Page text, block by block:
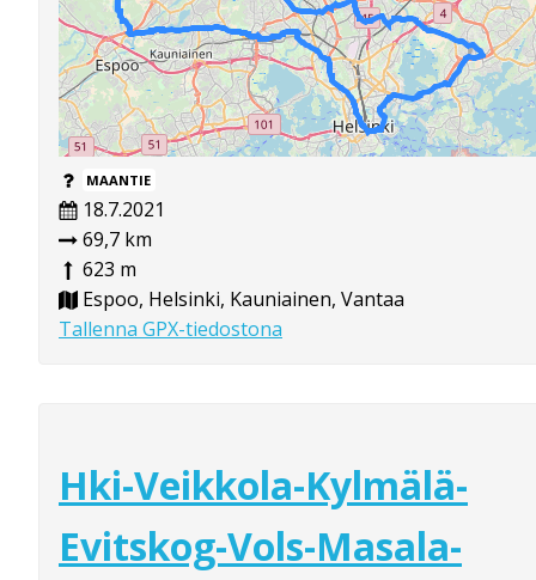
MAANTIE
18.7.2021
69,7 km
623 m
Espoo, Helsinki, Kauniainen, Vantaa
Tallenna GPX-tiedostona
Hki-Veikkola-Kylmälä-
Evitskog-Vols-Masala-